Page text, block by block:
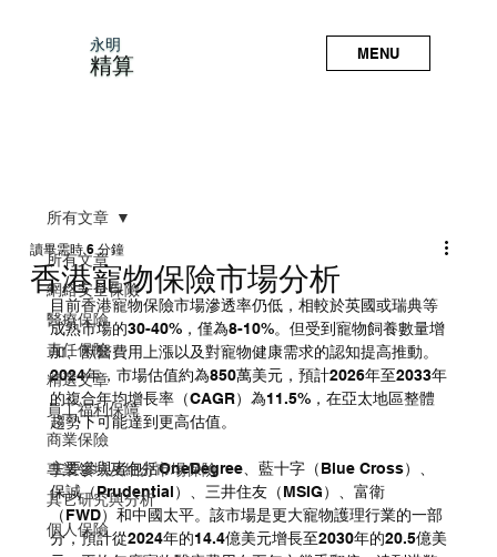
永明
精算 MENU
所有文章
網絡安全保險
醫療保險
責任保險
精選文章
員工福利保障
商業保險
專業領域及細分市場保險
其它研究與分析
個人保險
所有文章
香港寵物保險市場分析
讀畢需時 6 分鐘
目前香港寵物保險市場滲透率仍低，相較於英國或瑞典等
成熟市場的30-40%，僅為8-10%。但受到寵物飼養數量增
加、獸醫費用上漲以及對寵物健康需求的認知提高推動。
2024年，市場估值約為850萬美元，預計2026年至2033年
的複合年均增長率（CAGR）為11.5%，在亞太地區整體
趨勢下可能達到更高估值。
主要參與者包括OneDegree、藍十字（Blue Cross）、
保誠（Prudential）、三井住友（MSIG）、富衛
（FWD）和中國太平。該市場是更大寵物護理行業的一部
分，預計從2024年的14.4億美元增長至2030年的20.5億美